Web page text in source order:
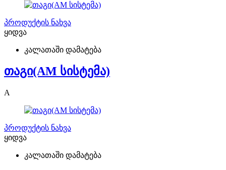
პროდუქტის ნახვა
ყიდვა
კალათაში დამატება
თაგი(AM სისტემა)
A
პროდუქტის ნახვა
ყიდვა
კალათაში დამატება